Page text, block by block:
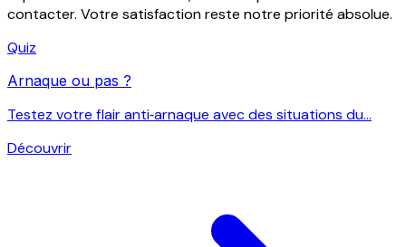
contacter. Votre satisfaction reste notre priorité absolue.
Quiz
Arnaque ou pas ?
Testez votre flair anti‑arnaque avec des situations du...
Découvrir